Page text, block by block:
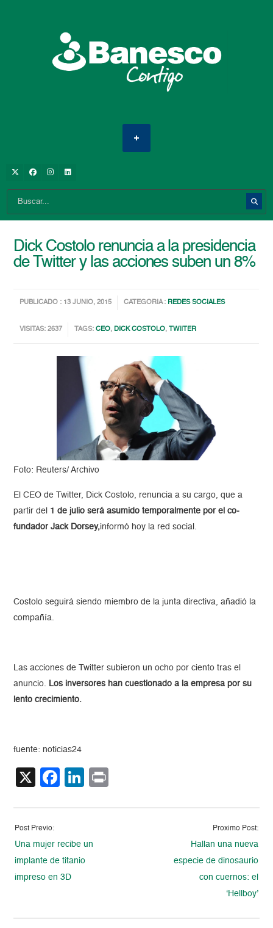
Dick Costolo renuncia a la presidencia
de Twitter y las acciones suben un 8%
PUBLICADO : 13 JUNIO, 2015 CATEGORIA : REDES SOCIALES
VISITAS: 2637 TAGS:CEO,DICK COSTOLO, TWIITER
Foto: Reuters/ Archivo
El CEO de Twitter, Dick Costolo, renuncia a su cargo, que a
partir del 1 de julio será asumido temporalmente por el co-
fundador Jack Dorsey,informó hoy la red social.
Costolo seguirá siendo miembro de la junta directiva, añadió la
compañía.
Las acciones de Twitter subieron un ocho por ciento tras el
anuncio. Los inversores han cuestionado a la empresa por su
lento crecimiento.
fuente: noticias24
X Facebook
LinkedIn
Post Previo:
Una mujer recibe un
implante de titanio
impreso en 3D
Proximo Post:
Hallan una nueva
especie de dinosaurio
con cuernos: el
‘Hellboy’